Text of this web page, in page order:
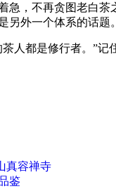
急，不再贪图老白
另外一个体系的话题。
人都是修行者。”记
真容禅寺
鉴